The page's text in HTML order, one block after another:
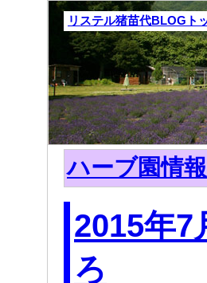
リステル猪苗代BLOGト
ハーブ園情報
2015年7
ろ